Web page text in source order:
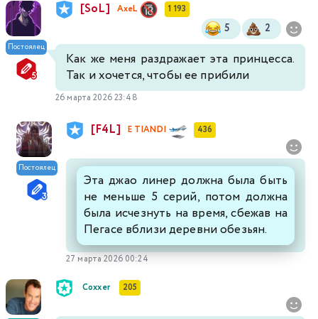
Постоялец
[SoL] AxeL 1 193
5 2
Как же меня раздражает эта принцесса.
Так и хочется, чтобы ее прибили
26 марта 2026 23:48
Постоялец
[F4L] E TIANDI 436
Эта джао линер должна была быть
не меньше 5 серий, потом должна
была исчезнуть на время, сбежав на
Пегасе вблизи деревни обезьян.
27 марта 2026 00:24
Coxxer 205